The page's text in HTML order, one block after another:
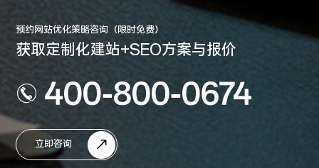
预约网站优化策略咨询（限时免费）
获取定制化建站+SEO方案与报价
400-800-0674
立即咨询